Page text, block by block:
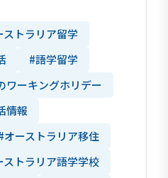
ストラリア留学
#語学留学
ワーキングホリデー
情報
オーストラリア移住
ストラリア語学学校